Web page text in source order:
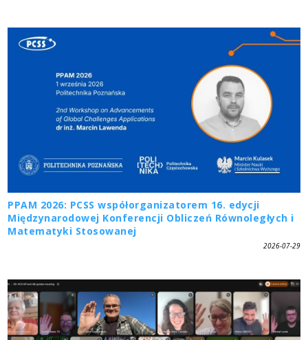
PPAM 2026: PCSS współorganizatorem 16. edycji
Międzynarodowej Konferencji Obliczeń Równoległych i
Matematyki Stosowanej
2026-07-29